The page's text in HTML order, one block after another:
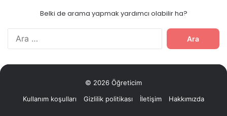
Belki de arama yapmak yardımcı olabilir ha?
Arama:
© 2026 Öğreticim
Kullanım koşulları
Gizlilik politikası İletişim Hakkımızda